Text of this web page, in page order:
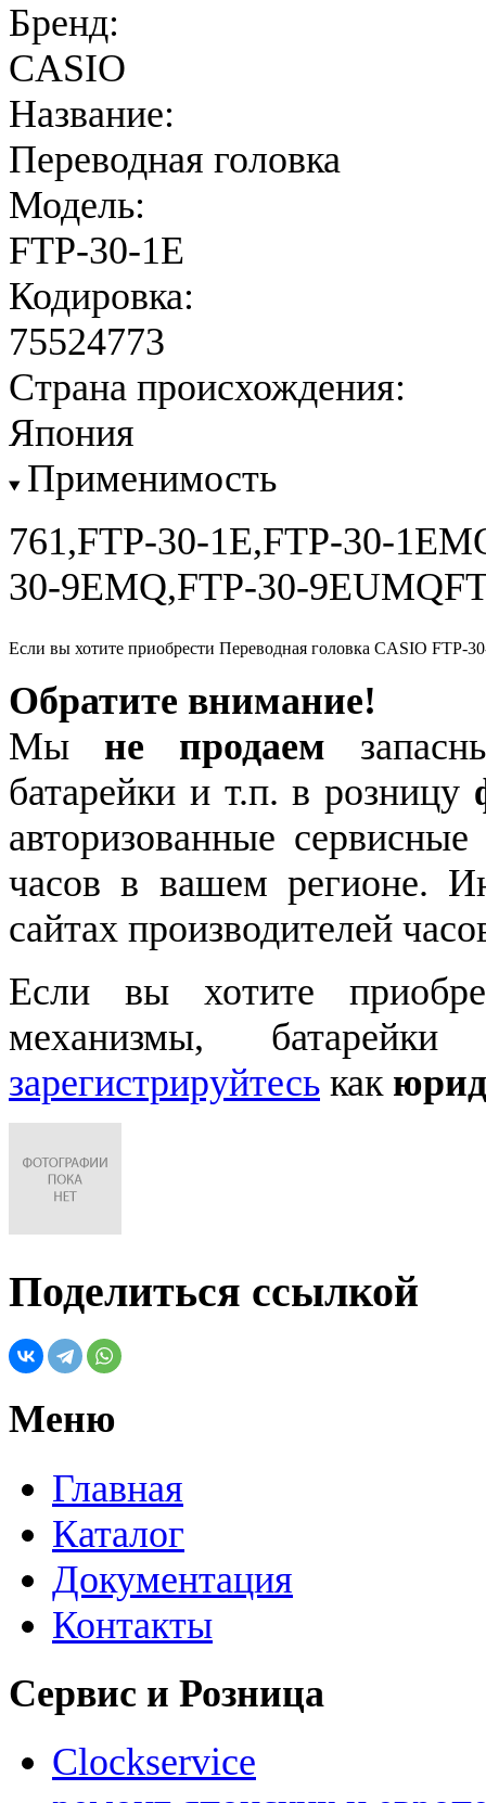
Бренд:
CASIO
Название:
Переводная головка
Модель:
FTP-30-1E
Кодировка:
75524773
Страна происхождения:
Япония
Применимость
761,FTP-30-1E,FTP-30-
30-9EMQ,FTP-30-
Если вы хотите приобрести Переводная головка CASIO FTP-
Обратите внимание!
Мы не продаем
батарейки и т.п. в розницу
авторизованные
часов в вашем регионе.
сайтах производителей
Если вы хотите
механизмы,
зарегистрируйтесь как
Поделиться ссылкой
Меню
Главная
Каталог
Документация
Контакты
Сервис и Розница
Clockservice